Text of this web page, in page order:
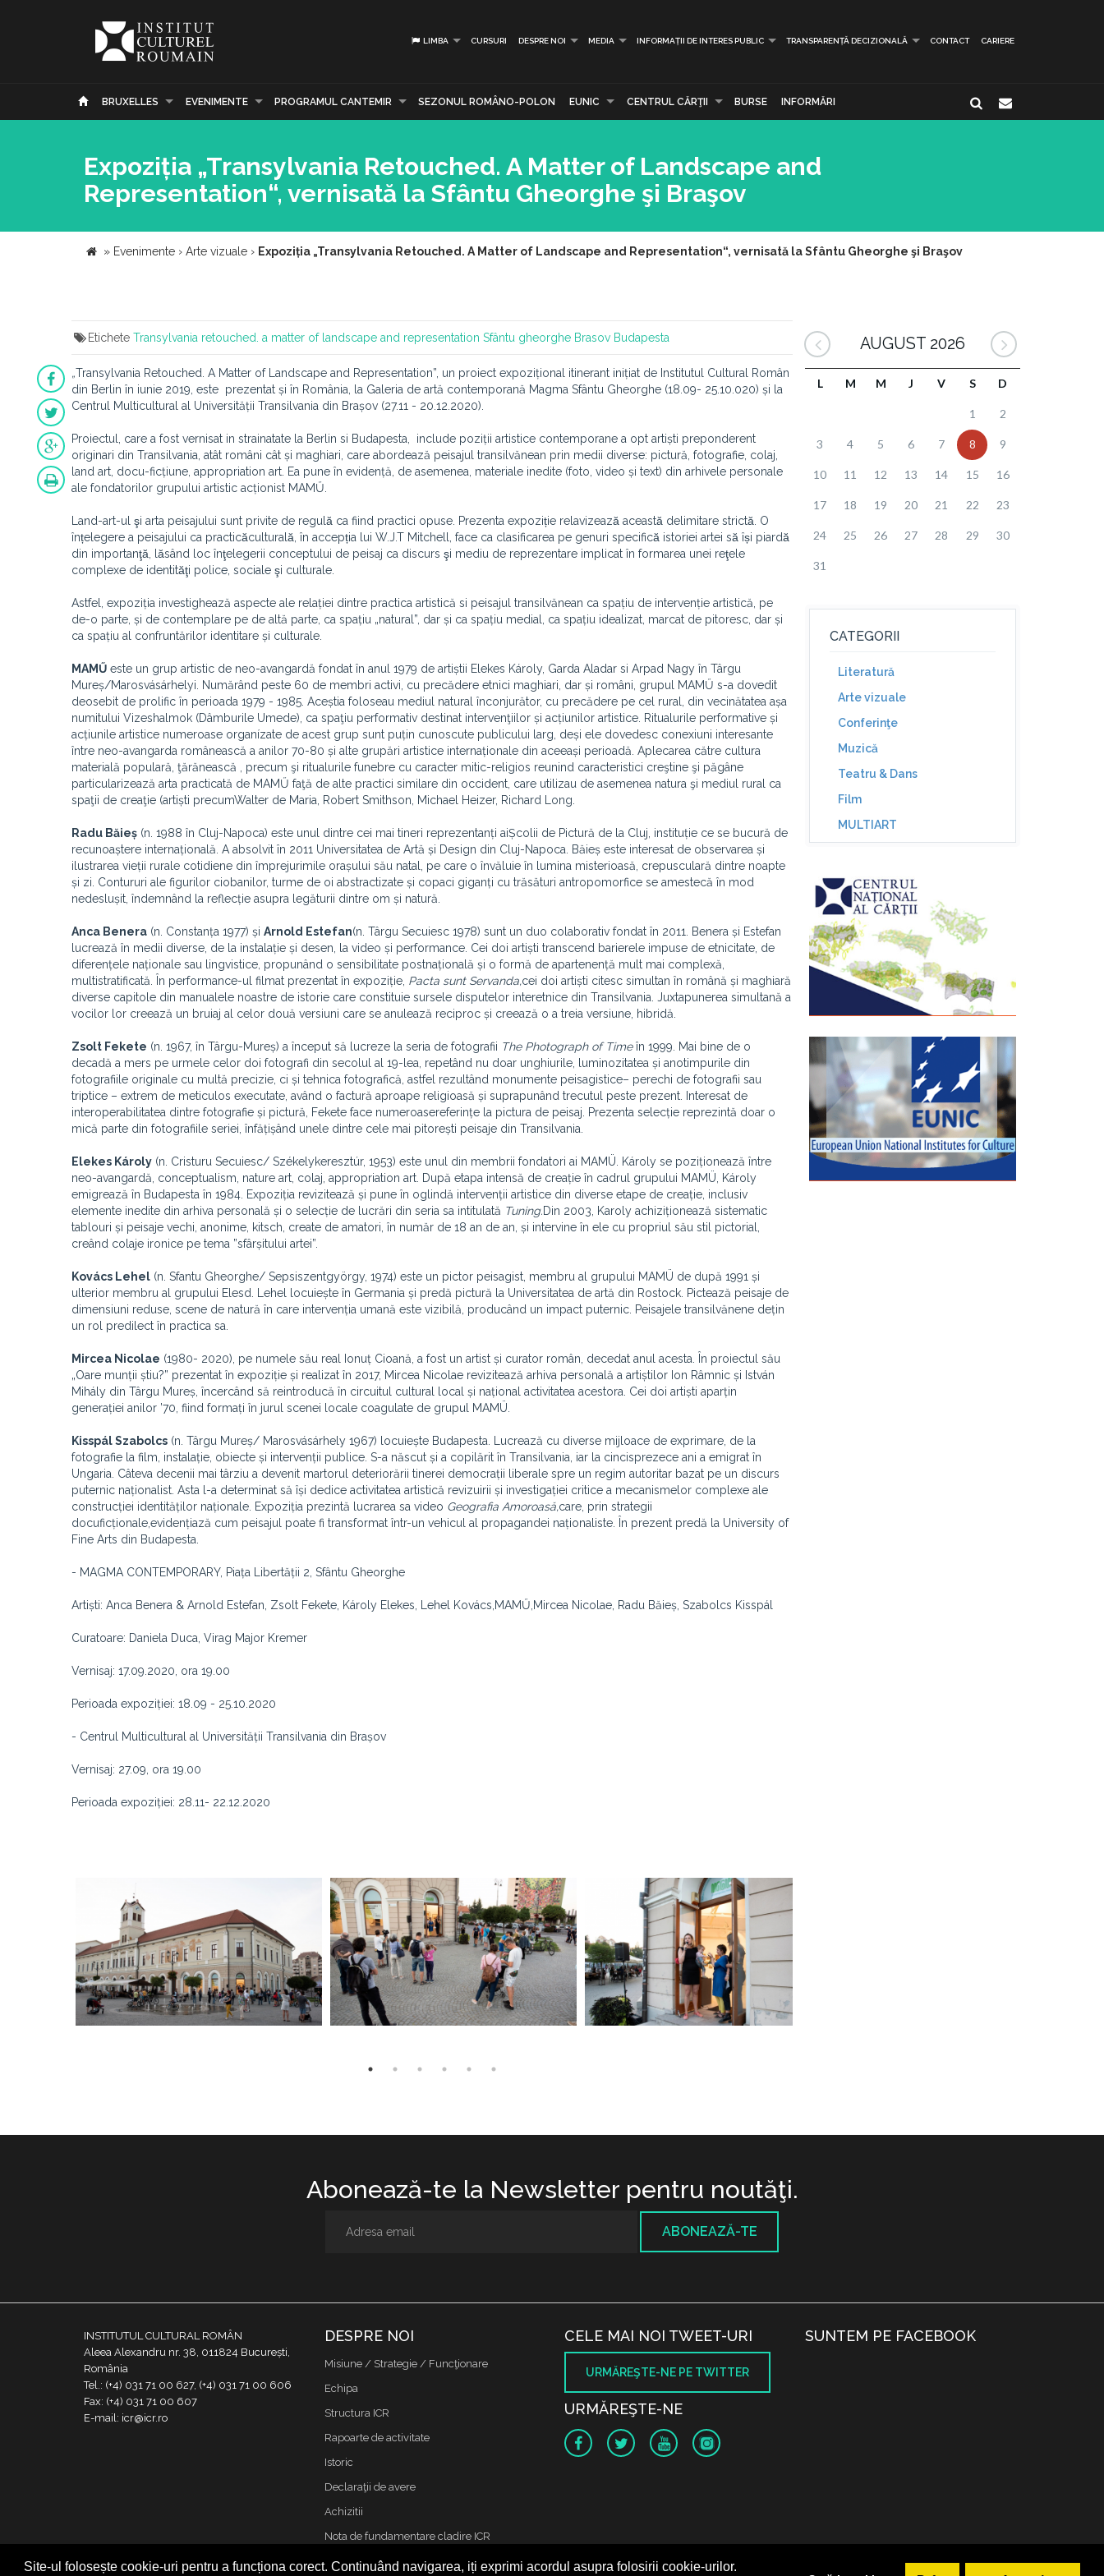
Site-ul folosește cookie-uri pentru a funcționa corect. Continuând navigarea, iți exprimi acordul asupra folosirii cookie-urilor.
LIMBA CURSURI DESPRE NOI MEDIA INFORMAȚII DE INTERES PUBLIC TRANSPARENȚĂ DECIZIONALĂ CONTACT CARIERE
BRUXELLES EVENIMENTE PROGRAMUL CANTEMIR SEZONUL ROMÂNO-POLON EUNIC CENTRUL CĂRŢII BURSE INFORMĂRI
Expoziția „Transylvania Retouched. A Matter of Landscape and
Representation“, vernisată la Sfântu Gheorghe şi Braşov
» Evenimente › Arte vizuale › Expoziția „Transylvania Retouched. A Matter of Landscape and Representation“, vernisată la Sfântu Gheorghe şi Braşov
Etichete Transylvania retouched. a matter of landscape and representation Sfântu gheorghe Brasov Budapesta
„Transylvania Retouched. A Matter of Landscape and Representation”, un proiect expozițional itinerant inițiat de Institutul Cultural Român
din Berlin în iunie 2019, este prezentat și în România, la Galeria de artă contemporană Magma Sfântu Gheorghe (18.09- 25.10.020) și la
Centrul Multicultural al Universității Transilvania din Brașov (27.11 - 20.12.2020).
Proiectul, care a fost vernisat in strainatate la Berlin si Budapesta,
include poziții artistice contemporane a opt artiști preponderent
originari din Transilvania, atât români cât și maghiari, care abordează peisajul transilvănean prin medii diverse: pictură, fotografie, colaj,
land art, docu-ficțiune, appropriation art. Ea pune în evidență, de asemenea, materiale inedite (foto, video și text) din arhivele personale
ale fondatorilor grupului artistic acționist MAMŰ.
Land-art-ul şi arta peisajului sunt privite de regulă ca fiind practici opuse. Prezenta expoziție relavizează această delimitare strictă. O
înțelegere a peisajului ca practicăculturală, în accepția lui W.J.T Mitchell, face ca clasificarea pe genuri specifică istoriei artei să își piardă
din importanţă, lăsând loc înţelegerii conceptului de peisaj ca discurs şi mediu de reprezentare implicat în formarea unei reţele
complexe de identităţi police, sociale şi culturale.
Astfel, expoziția investighează aspecte ale relației dintre practica artistică si peisajul transilvănean ca spațiu de intervenție artistică, pe
de-o parte, și de contemplare pe de altă parte, ca spațiu „natural”, dar și ca spațiu medial, ca spațiu idealizat, marcat de pitoresc, dar și
ca spațiu al confruntărilor identitare și culturale.
MAMŰ este un grup artistic de neo-avangardă fondat în anul 1979 de artiștii Elekes Károly, Garda Aladar si Arpad Nagy în Târgu
Mureș/Marosvásárhelyi. Numărând peste 60 de membri activi, cu precădere etnici maghiari, dar și români, grupul MAMŰ s-a dovedit
deosebit de prolific în perioada 1979 - 1985. Aceștia foloseau mediul natural înconjurător, cu precădere pe cel rural, din vecinătatea așa
numitului Vizeshalmok (Dâmburile Umede), ca spaţiu performativ destinat intervenţiilor și acțiunilor artistice. Ritualurile performative și
acțiunile artistice numeroase organízate de acest grup sunt puțin cunoscute publicului larg, deși ele dovedesc conexiuni interesante
între neo-avangarda românească a anilor 70-80 și alte grupări artistice internaționale din aceeași perioadă. Aplecarea către cultura
materială populară, ţărănească , precum şi ritualurile funebre cu caracter mitic-religios reunind caracteristici creştine şi păgâne
particularizează arta practicată de MAMŰ faţă de alte practici similare din occident, care utilizau de asemenea natura şi mediul rural ca
spaţii de creaţie (artiști precumWalter de Maria, Robert Smithson, Michael Heizer, Richard Long.
Radu Băieș (n. 1988 în Cluj-Napoca) este unul dintre cei mai tineri reprezentanți aiȘcolii de Pictură de la Cluj, instituție ce se bucură de
recunoaștere internațională. A absolvit în 2011 Universitatea de Artă și Design din Cluj-Napoca. Băieș este interesat de observarea și
ilustrarea vieții rurale cotidiene din împrejurimile orașului său natal, pe care o învăluie în lumina misterioasă, crepusculară dintre noapte
și zi. Contururi ale figurilor ciobanilor, turme de oi abstractizate și copaci giganți cu trăsături antropomorfice se amestecă în mod
nedeslușit, îndemnând la reflecție asupra legăturii dintre om și natură.
Anca Benera (n. Constanța 1977) și Arnold Estefan(n. Târgu Secuiesc 1978) sunt un duo colaborativ fondat în 2011. Benera și Estefan
lucrează în medii diverse, de la instalație și desen, la video și performance. Cei doi artiști transcend barierele impuse de etnicitate, de
diferențele naționale sau lingvistice, propunând o sensibilitate postnațională și o formă de apartenență mult mai complexă,
multistratificată. În performance-ul filmat prezentat în expoziție, Pacta sunt Servanda,cei doi artiști citesc simultan în română și maghiară
diverse capitole din manualele noastre de istorie care constituie sursele disputelor interetnice din Transilvania. Juxtapunerea simultană a
vocilor lor creează un bruiaj al celor două versiuni care se anulează reciproc și creează o a treia versiune, hibridă.
Zsolt Fekete (n. 1967, în Târgu-Mureș) a început să lucreze la seria de fotografii The Photograph of Timeîn 1999. Mai bine de o
decadă a mers pe urmele celor doi fotografi din secolul al 19-lea, repetând nu doar unghiurile, luminozitatea și anotimpurile din
fotografiile originale cu multă precizie, ci și tehnica fotografică, astfel rezultând monumente peisagistice– perechi de fotografii sau
triptice – extrem de meticulos executate, având o factură aproape religioasă și suprapunând trecutul peste prezent. Interesat de
interoperabilitatea dintre fotografie și pictură, Fekete face numeroasereferințe la pictura de peisaj. Prezenta selecție reprezintă doar o
mică parte din fotografiile seriei, înfățișând unele dintre cele mai pitorești peisaje din Transilvania.
Elekes Károly (n. Cristuru Secuiesc/ Székelykeresztúr, 1953) este unul din membrii fondatori ai MAMÜ. Károly se poziționează între
neo-avangardă, conceptualism, nature art, colaj, appropriation art. După etapa intensă de creație în cadrul grupului MAMÜ, Károly
emigrează în Budapesta în 1984. Expoziția revizitează și pune în oglindă intervenții artistice din diverse etape de creație, inclusiv
elemente inedite din arhiva personală și o selecție de lucrări din seria sa intitulată Tuning.Din 2003, Karoly achiziționează sistematic
tablouri și peisaje vechi, anonime, kitsch, create de amatori, în număr de 18 an de an, și intervine în ele cu propriul său stil pictorial,
creând colaje ironice pe tema ”sfârșitului artei”.
Kovács Lehel (n. Sfantu Gheorghe/ Sepsiszentgyörgy, 1974) este un pictor peisagist, membru al grupului MAMÜ de după 1991 și
ulterior membru al grupului Elesd. Lehel locuiește în Germania și predă pictură la Universitatea de artă din Rostock. Pictează peisaje de
dimensiuni reduse, scene de natură în care intervenția umană este vizibilă, producând un impact puternic. Peisajele transilvănene dețin
un rol predilect în practica sa.
Mircea Nicolae (1980- 2020), pe numele său real Ionuț Cioană, a fost un artist și curator român, decedat anul acesta. În proiectul său
„Oare munții știu?” prezentat în expoziție și realizat în 2017, Mircea Nicolae revizitează arhiva personală a artiștilor Ion Râmnic și István
Mihály din Târgu Mureș, încercând să reintroducă în circuitul cultural local și național activitatea acestora. Cei doi artiști aparțin
generației anilor ’70, fiind formați în jurul scenei locale coagulate de grupul MAMÜ.
Kisspál Szabolcs (n. Târgu Mureș/ Marosvásárhely 1967) locuiește Budapesta. Lucrează cu diverse mijloace de exprimare, de la
fotografie la film, instalație, obiecte și intervenții publice. S-a născut și a copilărit în Transilvania, iar la cincisprezece ani a emigrat în
Ungaria. Câteva decenii mai târziu a devenit martorul deteriorării tinerei democrații liberale spre un regim autoritar bazat pe un discurs
puternic naționalist. Asta l-a determinat să își dedice activitatea artistică revizuirii și investigației critice a mecanismelor complexe ale
construcției identităților naționale. Expoziția prezintă lucrarea sa video Geografia Amoroasă,care, prin strategii
docuficționale,evidențiază cum peisajul poate fi transformat într-un vehicul al propagandei naționaliste. În prezent predă la University of
Fine Arts din Budapesta.
- MAGMA CONTEMPORARY, Piața Libertății 2, Sfântu Gheorghe
Artiști: Anca Benera & Arnold Estefan, Zsolt Fekete, Károly Elekes, Lehel Kovács,MAMŰ,Mircea Nicolae, Radu Băieș, Szabolcs Kisspál
Curatoare: Daniela Duca, Virag Major Kremer
Vernisaj: 17.09.2020, ora 19.00
Perioada expoziției: 18.09 - 25.10.2020
- Centrul Multicultural al Universității Transilvania din Brașov
Vernisaj: 27.09, ora 19.00
Perioada expoziției: 28.11- 22.12.2020
AUGUST 2026
L M M J V S D
1 2
3 4 5 6 7 8 9
10 11 12 13 14 15 16
17 18 19 20 21 22 23
24 25 26 27 28 29 30
31
CATEGORII
Literatură
Arte vizuale
Conferinţe
Muzică
Teatru & Dans
Film
MULTIART
Abonează-te la Newsletter pentru noutăţi.
ABONEAZĂ-TE
INSTITUTUL CULTURAL ROMÂN
Aleea Alexandru nr. 38, 011824 București,
România
Tel.: (+4) 031 71 00 627, (+4) 031 71 00 606
Fax: (+4) 031 71 00 607
E-mail: icr@icr.ro
DESPRE NOI
Misiune / Strategie / Funcţionare
Echipa
Structura ICR
Rapoarte de activitate
Istoric
Declaraţii de avere
Achizitii
Nota de fundamentare cladire ICR
Contact
CELE MAI NOI TWEET-URI
URMĂREŞTE-NE PE TWITTER
URMĂREŞTE-NE
SUNTEM PE FACEBOOK